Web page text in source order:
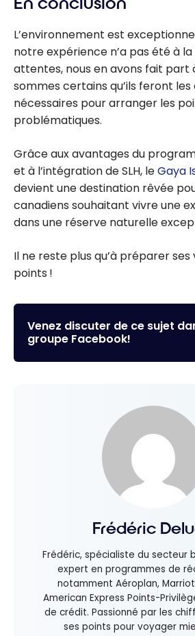
L’environnement est
notre expérience n’a pas été à
attentes, nous en avons fait part
sommes certains qu’ils feront
nécessaires pour arranger les
problématiques.
Grâce aux avantages du
et à l’intégration de SLH, leGaya
devient une destination rêvée
canadiens souhaitant vivre une
dans une réserve naturelle
Il ne reste plus qu’à préparer ses
points !
Venez discuter de ce sujet
groupe Facebook!
Frédéric
Frédéric, spécialiste du secteur
expert en programmes de
notamment Aéroplan,
American Express Points-
de crédit. Passionné par les
ses points pour voyager